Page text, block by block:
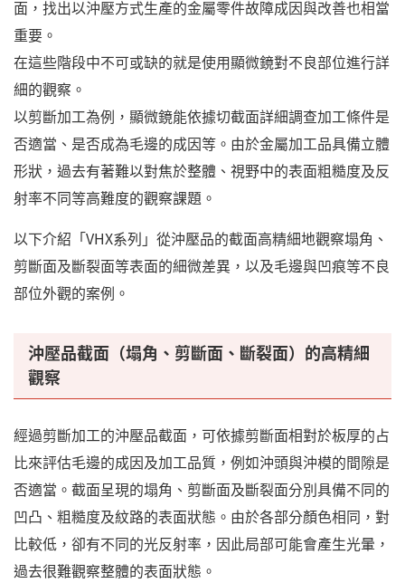
面，找出以沖壓方式生產的金屬零件故障成因與改善也相當
重要。
在這些階段中不可或缺的就是使用顯微鏡對不良部位進行詳
細的觀察。
以剪斷加工為例，顯微鏡能依據切截面詳細調查加工條件是
否適當、是否成為毛邊的成因等。由於金屬加工品具備立體
形狀，過去有著難以對焦於整體、視野中的表面粗糙度及反
射率不同等高難度的觀察課題。
以下介紹「VHX系列」從沖壓品的截面高精細地觀察塌角、
剪斷面及斷裂面等表面的細微差異，以及毛邊與凹痕等不良
部位外觀的案例。
沖壓品截面（塌角、剪斷面、斷裂面）的高精細
觀察
經過剪斷加工的沖壓品截面，可依據剪斷面相對於板厚的占
比來評估毛邊的成因及加工品質，例如沖頭與沖模的間隙是
否適當。截面呈現的塌角、剪斷面及斷裂面分別具備不同的
凹凸、粗糙度及紋路的表面狀態。由於各部分顏色相同，對
比較低，卻有不同的光反射率，因此局部可能會產生光暈，
過去很難觀察整體的表面狀態。